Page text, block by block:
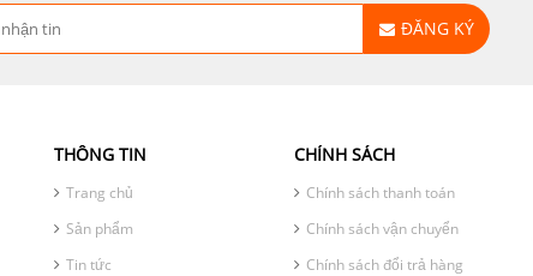
ĐĂNG KÝ
THÔNG TIN
Trang chủ
Sản phẩm
Tin tức
CHÍNH SÁCH
Chính sách thanh toán
Chính sách vận chuyển
Chính sách đổi trả hàng